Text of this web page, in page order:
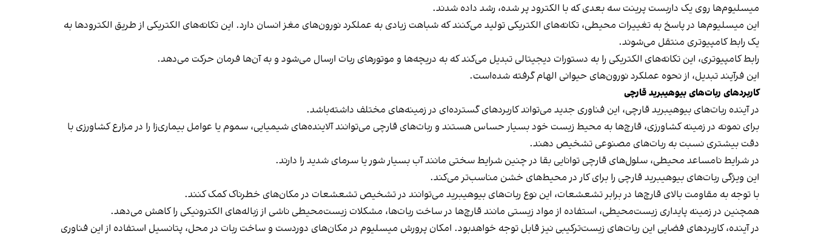
میسلیوم‌ها روی یک داربست پرینت سه بعدی که با الکترود پر شده، رشد داده شدند.
این میسلیوم‌ها در پاسخ به تغییرات محیطی، تکانه‌های الکتریکی تولید می‌کنند که شباهت زیادی به عملکرد نورون‌های مغز انسان دارد. این تکانه‌های الکتریکی از طریق الکترودها به
یک رابط کامپیوتری منتقل می‌شوند.
رابط کامپیوتری، این تکانه‌های الکتریکی را به دستورات دیجیتالی تبدیل می‌کند که به دریچه‌ها و موتورهای ربات ارسال می‌شود و به آن‌ها فرمان حرکت می‌دهد.
این فرآیند تبدیل، از نحوه عملکرد نورون‌های حیوانی الهام گرفته شده‌است.
کاربردهای ربات‌های بیوهیبرید قارچی
در آینده ربات‌های بیوهیبرید قارچی، این فناوری جدید می‌تواند کاربردهای گسترده‌ای در زمینه‌های مختلف داشته‌باشد.
برای نمونه در زمینه کشاورزی، قارچ‌ها به محیط زیست خود بسیار حساس هستند و ربات‌های قارچی می‌توانند آلاینده‌های شیمیایی، سموم یا عوامل بیماری‌زا را در مزارع کشاورزی با
دقت بیشتری نسبت به ربات‌های مصنوعی تشخیص دهند.
در شرایط نامساعد محیطی، سلول‌های قارچی توانایی بقا در چنین شرایط سختی مانند آب بسیار شور یا سرمای شدید را دارند.
این ویژگی ربات‌های بیوهیبرید قارچی را برای کار در محیط‌های خشن مناسب‌تر می‌کند.
با توجه به مقاومت بالای قارچ‌ها در برابر تشعشعات، این نوع ربات‌های بیوهیبرید می‌توانند در تشخیص تشعشعات در مکان‌های خطرناک کمک کنند.
همچنین در زمینه پایداری زیست‌محیطی، استفاده از مواد زیستی مانند قارچ‌ها در ساخت ربات‌ها، مشکلات زیست‌محیطی ناشی از زباله‌های الکترونیکی را کاهش می‌دهد.
در آینده، کاربردهای فضایی این ربات‌های زیست‌ترکیبی نیز قابل توجه خواهد‌بود. امکان پرورش میسلیوم در مکان‌های دوردست و ساخت ربات در محل، پتانسیل استفاده از این فناوری